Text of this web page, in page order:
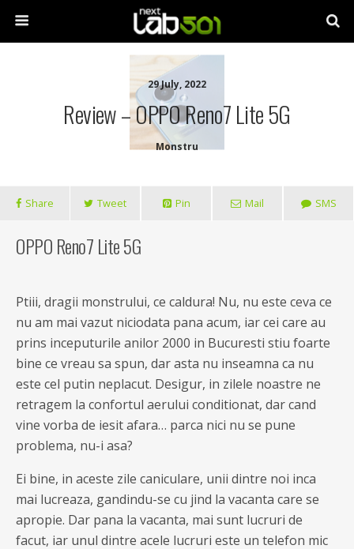
29 July, 2022
Review – OPPO Reno7 Lite 5G
Monstru
Share Tweet Pin Mail SMS
OPPO Reno7 Lite 5G
Ptiii, dragii monstrului, ce caldura! Nu, nu este ceva ce
nu am mai vazut niciodata pana acum, iar cei care au
prins inceputurile anilor 2000 in Bucuresti stiu foarte
bine ce vreau sa spun, dar asta nu inseamna ca nu
este cel putin neplacut. Desigur, in zilele noastre ne
retragem la confortul aerului conditionat, dar cand
vine vorba de iesit afara… parca nici nu se pune
problema, nu-i asa?
Ei bine, in aceste zile caniculare, unii dintre noi inca
mai lucreaza, gandindu-se cu jind la vacanta care se
apropie. Dar pana la vacanta, mai sunt lucruri de
facut, iar unul dintre acele lucruri este un telefon mic